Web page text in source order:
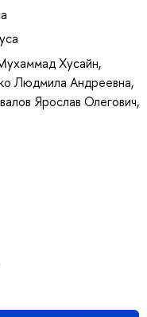
Хусайн,
Людмила Андреевна,
Ярослав Олегович,